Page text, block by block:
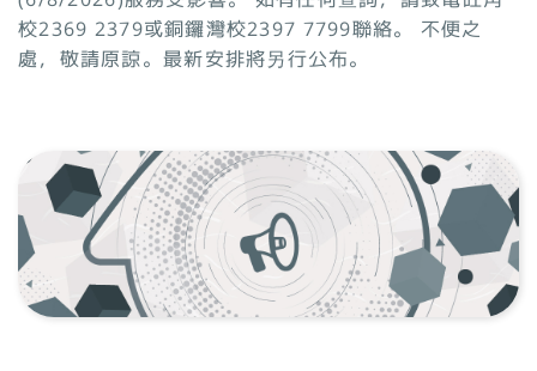
校2369 2379或銅鑼灣校2397 7799聯絡。 不便之
處，敬請原諒。最新安排將另行公布。